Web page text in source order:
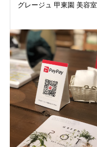
グレージュ 甲東園 美容室